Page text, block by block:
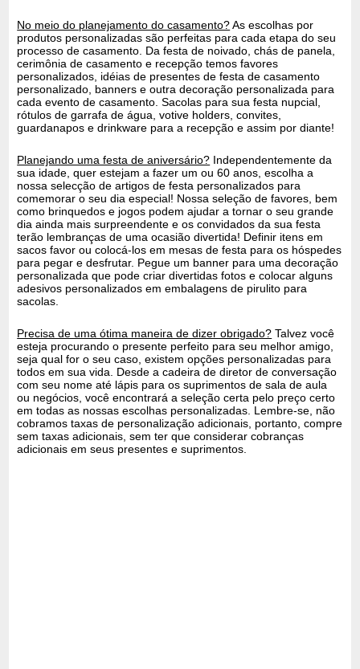
No meio do planejamento do casamento?As escolhas por
produtos personalizadas são perfeitas para cada etapa do seu
processo de casamento. Da festa de noivado, chás de panela,
cerimônia de casamento e recepção temos favores
personalizados, idéias de presentes de festa de casamento
personalizado, banners e outra decoração personalizada para
cada evento de casamento. Sacolas para sua festa nupcial,
rótulos de garrafa de água, votive holders, convites,
guardanapos e drinkware para a recepção e assim por diante!
Planejando uma festa de aniversário? Independentemente da
sua idade, quer estejam a fazer um ou 60 anos, escolha a
nossa selecção de artigos de festa personalizados para
comemorar o seu dia especial! Nossa seleção de favores, bem
como brinquedos e jogos podem ajudar a tornar o seu grande
dia ainda mais surpreendente e os convidados da sua festa
terão lembranças de uma ocasião divertida! Definir itens em
sacos favor ou colocá-los em mesas de festa para os hóspedes
para pegar e desfrutar. Pegue um banner para uma decoração
personalizada que pode criar divertidas fotos e colocar alguns
adesivos personalizados em embalagens de pirulito para
sacolas.
Precisa de uma ótima maneira de dizer obrigado? Talvez você
esteja procurando o presente perfeito para seu melhor amigo,
seja qual for o seu caso, existem opções personalizadas para
todos em sua vida. Desde a cadeira de diretor de conversação
com seu nome até lápis para os suprimentos de sala de aula
ou negócios, você encontrará a seleção certa pelo preço certo
em todas as nossas escolhas personalizadas. Lembre-se, não
cobramos taxas de personalização adicionais, portanto, compre
sem taxas adicionais, sem ter que considerar cobranças
adicionais em seus presentes e suprimentos.